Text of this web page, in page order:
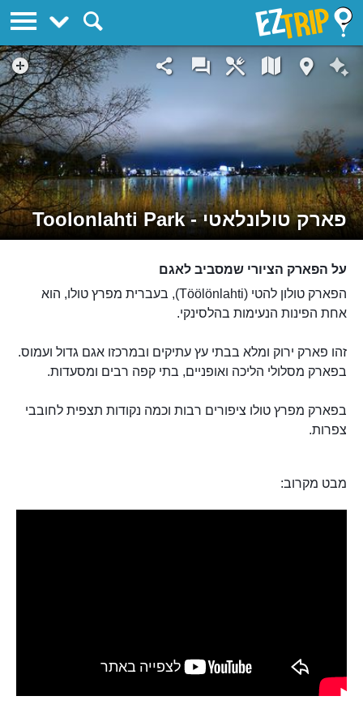
פארק טולונלאטי - Toolonlahti Park
על הפארק הציורי שמסביב לאגם
הפארק טולון להטי (Töölönlahti), בעברית מפרץ טולו, הוא
אחת הפינות הנעימות בהלסינקי.
זהו פארק ירוק ומלא בבתי עץ עתיקים ובמרכזו אגם גדול ועמוס.
בפארק מסלולי הליכה ואופניים, בתי קפה רבים ומסעדות.
בפארק מפרץ טולו ציפורים רבות וכמה נקודות תצפית לחובבי
צפרות.
מבט מקרוב:
EZTrip